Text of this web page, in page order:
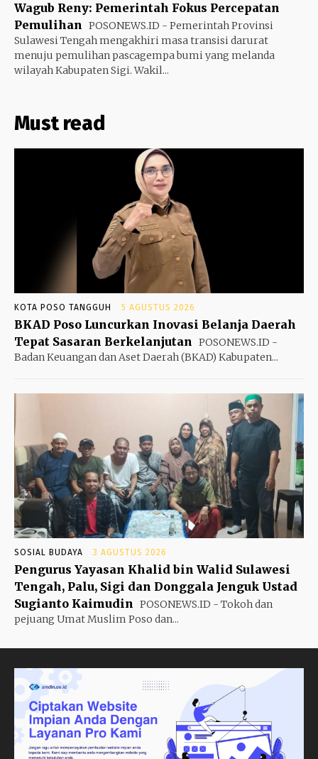
Wagub Reny: Pemerintah Fokus Percepatan
Pemulihan POSONEWS.ID - Pemerintah Provinsi
Sulawesi Tengah mengakhiri masa transisi darurat
menuju pemulihan pascagempa bumi yang melanda
wilayah Kabupaten Sigi. Wakil...
Must read
KOTA POSO TANGGUH 5 AGUSTUS 2026
BKAD Poso Luncurkan Inovasi Belanja Daerah
Tepat Sasaran Berkelanjutan POSONEWS.ID -
Badan Keuangan dan Aset Daerah (BKAD) Kabupaten...
SOSIAL BUDAYA 3 AGUSTUS 2026
Pengurus Yayasan Khalid bin Walid Sulawesi
Tengah, Palu, Sigi dan Donggala Jenguk Ustad
Sugianto Kaimudin POSONEWS.ID - Tokoh dan
pejuang Umat Muslim Poso dan...